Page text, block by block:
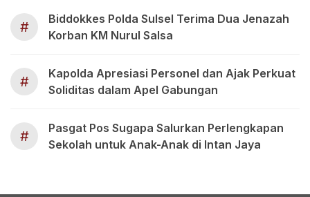
#
Biddokkes Polda Sulsel Terima Dua Jenazah
Korban KM Nurul Salsa
#
Kapolda Apresiasi Personel dan Ajak Perkuat
Soliditas dalam Apel Gabungan
#
Pasgat Pos Sugapa Salurkan Perlengkapan
Sekolah untuk Anak-Anak di Intan Jaya